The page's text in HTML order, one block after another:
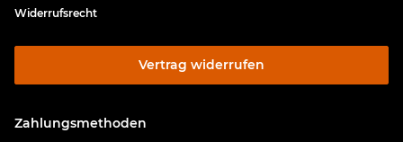
Widerrufsrecht
Vertrag widerrufen
Zahlungsmethoden